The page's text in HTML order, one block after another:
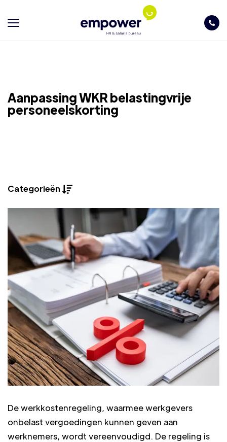
Aanpassing WKR belastingvrije
personeelskorting
Categorieën
De werkkostenregeling, waarmee werkgevers
onbelast vergoedingen kunnen geven aan
werknemers, wordt vereenvoudigd. De regeling is